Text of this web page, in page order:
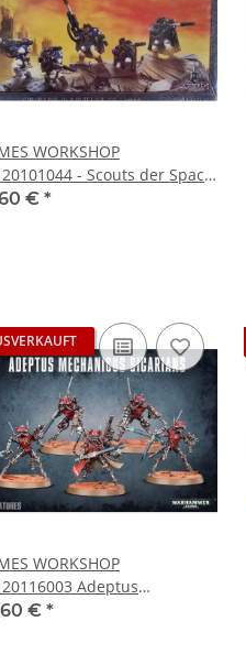
WORKSHOP
- Scouts der Space
mit
€ *
WORKSHOP
Adeptus
Sicarian Infiltrators
€ *